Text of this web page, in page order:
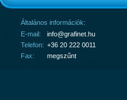
Általános információk:
E-mail:
info@grafinet.hu
Telefon: +36 20 222 0011
Fax:
megszűnt